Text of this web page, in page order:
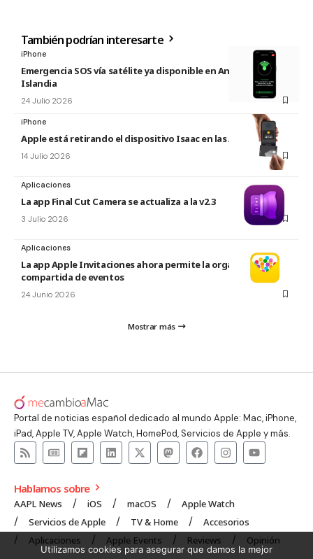
También podrían interesarte
iPhone
Emergencia SOS vía satélite ya disponible en Andorra e
Islandia
24 Julio 2026
iPhone
Apple está retirando el dispositivo Isaac en las Apple Store
14 Julio 2026
Aplicaciones
La app Final Cut Camera se actualiza a la v2.3
3 Julio 2026
Aplicaciones
La app Apple Invitaciones ahora permite la organización
compartida de eventos
24 Junio 2026
Mostrar más
Portal de noticias español dedicado al mundo Apple: Mac, iPhone,
iPad, Apple TV, Apple Watch, HomePod, Servicios de Apple y más.
Hablamos sobre
AAPL News iOS macOS
Apple Watch
Servicios de Apple
TV & Home
Accesorios
Aplicaciones
Apple Events Reviews Opinión
Utilizamos cookies para asegurar que damos la mejor